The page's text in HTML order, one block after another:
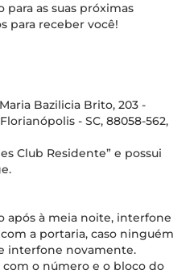
para as suas próximas
para receber você!
Bazilicia Brito, 203 -
- SC, 88058-562,
Club Residente” e possui
após à meia noite, interfone
a portaria, caso ninguém
interfone novamente.
o número e o bloco do